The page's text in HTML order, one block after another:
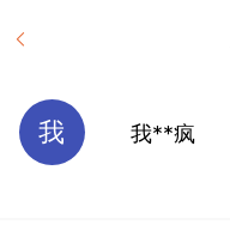
我 我**疯